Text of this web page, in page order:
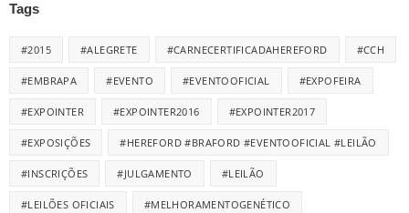
Tags
#2015 #ALEGRETE #CARNECERTIFICADAHEREFORD #CCH
#EMBRAPA #EVENTO #EVENTOOFICIAL #EXPOFEIRA
#EXPOINTER #EXPOINTER2016 #EXPOINTER2017
#EXPOSIÇÕES #HEREFORD #BRAFORD #EVENTOOFICIAL #LEILÃO
#INSCRIÇÕES #JULGAMENTO #LEILÃO
#LEILÕES OFICIAIS #MELHORAMENTOGENÉTICO